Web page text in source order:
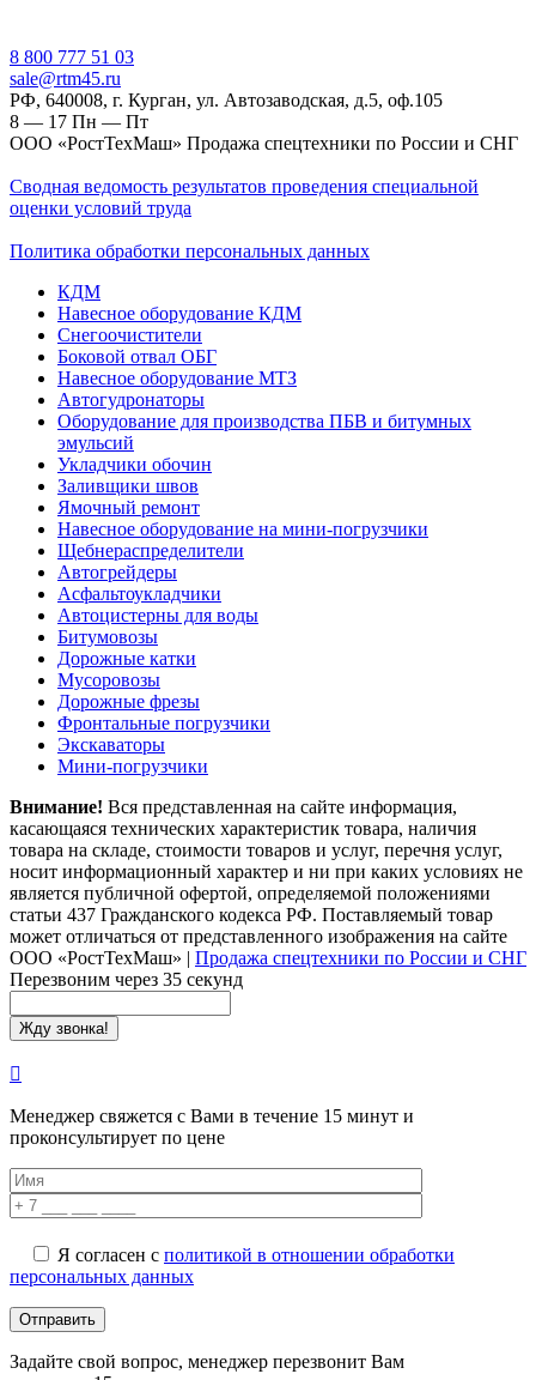
‎8 800 777 51 03
sale@rtm45.ru
РФ, 640008, г. Курган, ул. Автозаводская, д.5, оф.105
8 — 17 Пн — Пт
ООО «РостТехМаш» Продажа спецтехники по России и СНГ
Сводная ведомость результатов проведения специальной
оценки условий труда
Политика обработки персональных данных
КДМ
Навесное оборудование КДМ
Снегоочистители
Боковой отвал ОБГ
Навесное оборудование МТЗ
Автогудронаторы
Оборудование для производства ПБВ и битумных
эмульсий
Укладчики обочин
Заливщики швов
Ямочный ремонт
Навесное оборудование на мини-погрузчики
Щебнераспределители
Автогрейдеры
Асфальтоукладчики
Автоцистерны для воды
Битумовозы
Дорожные катки
Мусоровозы
Дорожные фрезы
Фронтальные погрузчики
Экскаваторы
Мини-погрузчики
Внимание! Вся представленная на сайте информация,
касающаяся технических характеристик товара, наличия
товара на складе, стоимости товаров и услуг, перечня услуг,
носит информационный характер и ни при каких условиях не
является публичной офертой, определяемой положениями
статьи 437 Гражданского кодекса РФ. Поставляемый товар
может отличаться от представленного изображения на сайте
ООО «РостТехМаш» | Продажа спецтехники по России и СНГ
Перезвоним через 35 секунд
Менеджер свяжется с Вами в течение 15 минут и
проконсультирует по цене
Я согласен с политикой в отношении обработки
персональных данных
Задайте свой вопрос, менеджер перезвонит Вам